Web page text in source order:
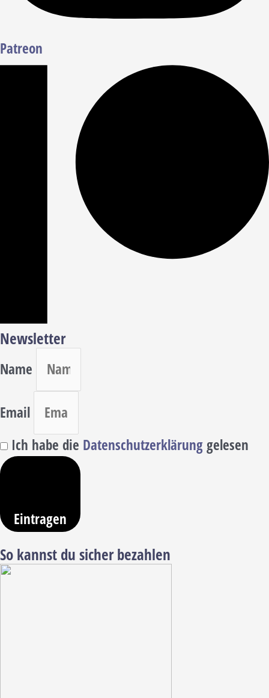
Patreon
Newsletter
Name
Email
Ich habe die Datenschutzerklärung gelesen
Eintragen
So kannst du sicher bezahlen